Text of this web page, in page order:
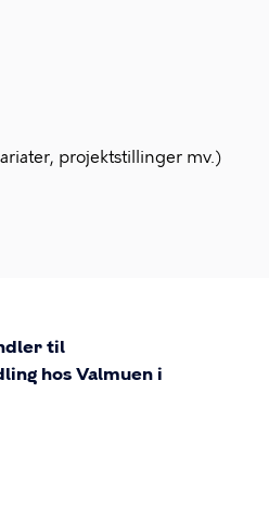
projektstillinger mv.)
til
hos Valmuen i